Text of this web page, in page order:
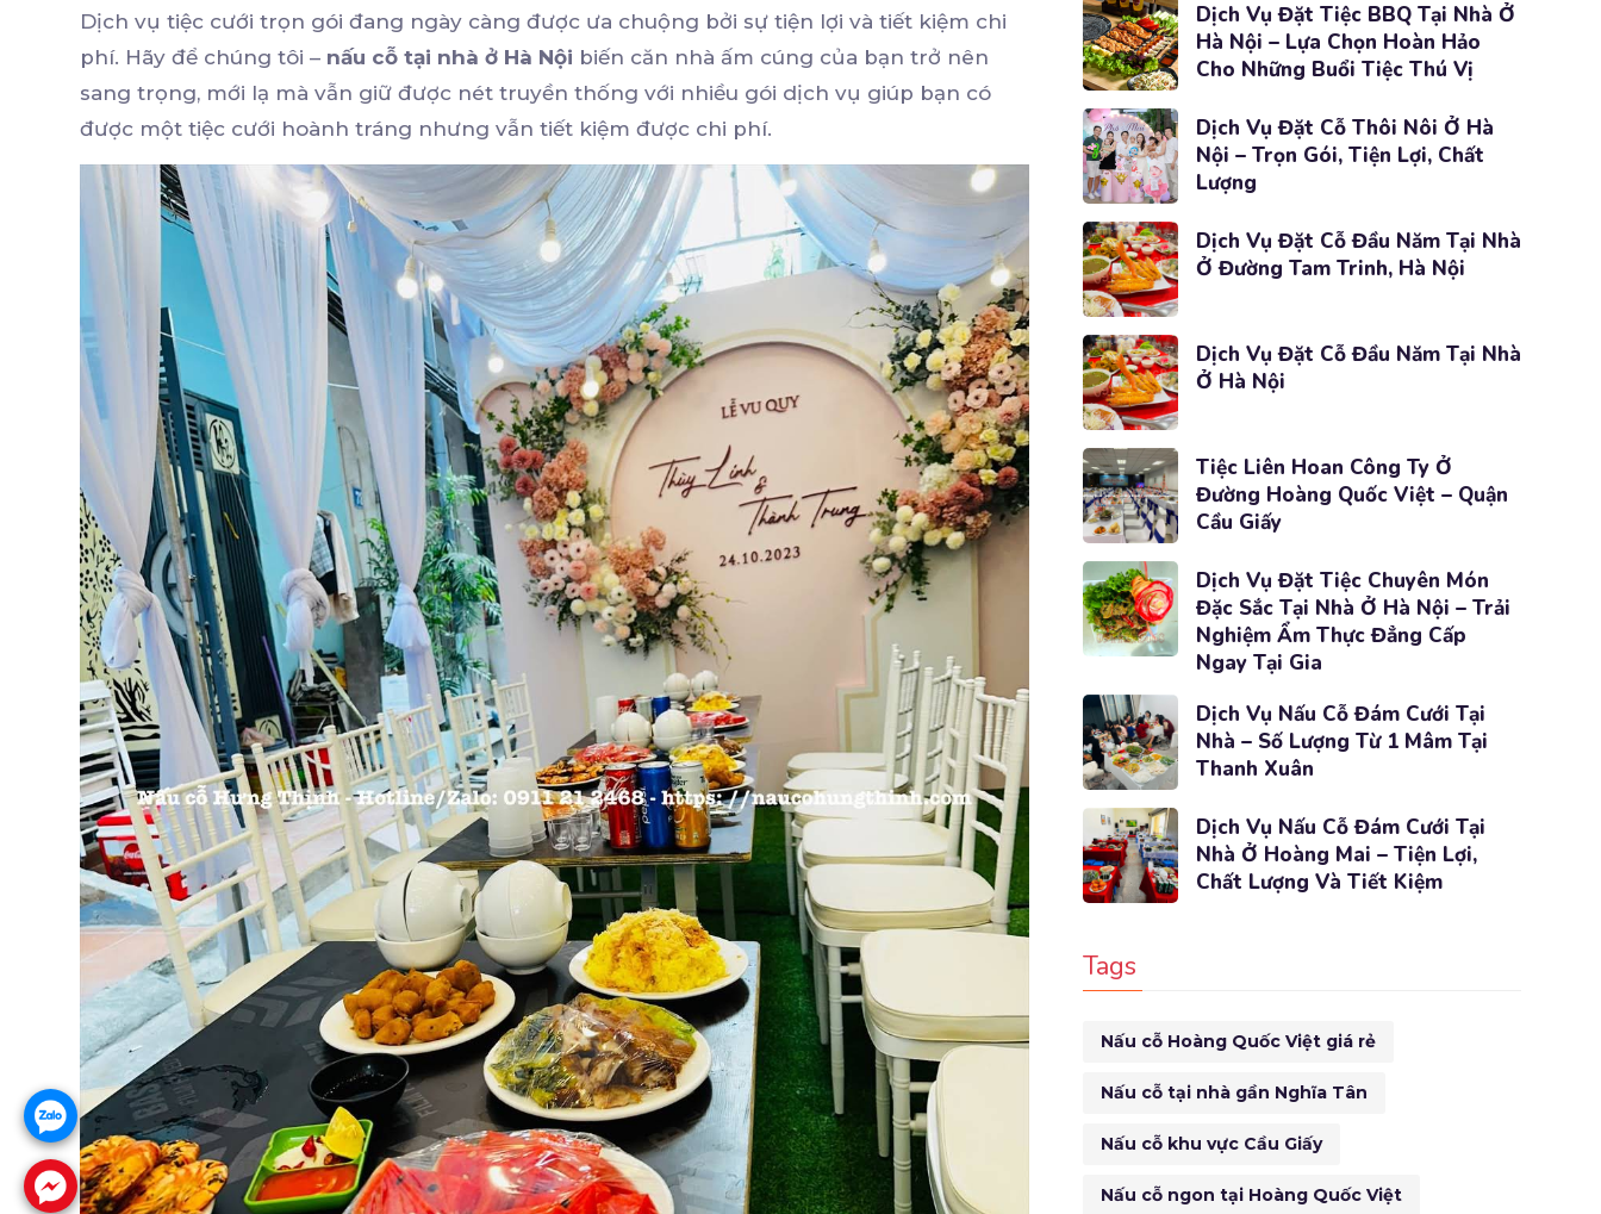
Dịch vụ tiệc cưới trọn gói đang ngày càng được ưa chuộng bởi sự tiện lợi và tiết kiệm chi
phí. Hãy để chúng tôi – nấu cỗ tại nhà ở Hà Nội biến căn nhà ấm cúng của bạn trở nên
sang trọng, mới lạ mà vẫn giữ được nét truyền thống với nhiều gói dịch vụ giúp bạn có
được một tiệc cưới hoành tráng nhưng vẫn tiết kiệm được chi phí.
Dịch Vụ Đặt Tiệc BBQ Tại Nhà Ở
Hà Nội – Lựa Chọn Hoàn Hảo
Cho Những Buổi Tiệc Thú Vị
Dịch Vụ Đặt Cỗ Thôi Nôi Ở Hà
Nội – Trọn Gói, Tiện Lợi, Chất
Lượng
Dịch Vụ Đặt Cỗ Đầu Năm Tại Nhà
Ở Đường Tam Trinh, Hà Nội
Dịch Vụ Đặt Cỗ Đầu Năm Tại Nhà
Ở Hà Nội
Tiệc Liên Hoan Công Ty Ở
Đường Hoàng Quốc Việt – Quận
Cầu Giấy
Dịch Vụ Đặt Tiệc Chuyên Món
Đặc Sắc Tại Nhà Ở Hà Nội – Trải
Nghiệm Ẩm Thực Đẳng Cấp
Ngay Tại Gia
Dịch Vụ Nấu Cỗ Đám Cưới Tại
Nhà – Số Lượng Từ 1 Mâm Tại
Thanh Xuân
Dịch Vụ Nấu Cỗ Đám Cưới Tại
Nhà Ở Hoàng Mai – Tiện Lợi,
Chất Lượng Và Tiết Kiệm
Tags
Nấu cỗ Hoàng Quốc Việt giá rẻ
Nấu cỗ tại nhà gần Nghĩa Tân
Nấu cỗ khu vực Cầu Giấy
Nấu cỗ ngon tại Hoàng Quốc Việt